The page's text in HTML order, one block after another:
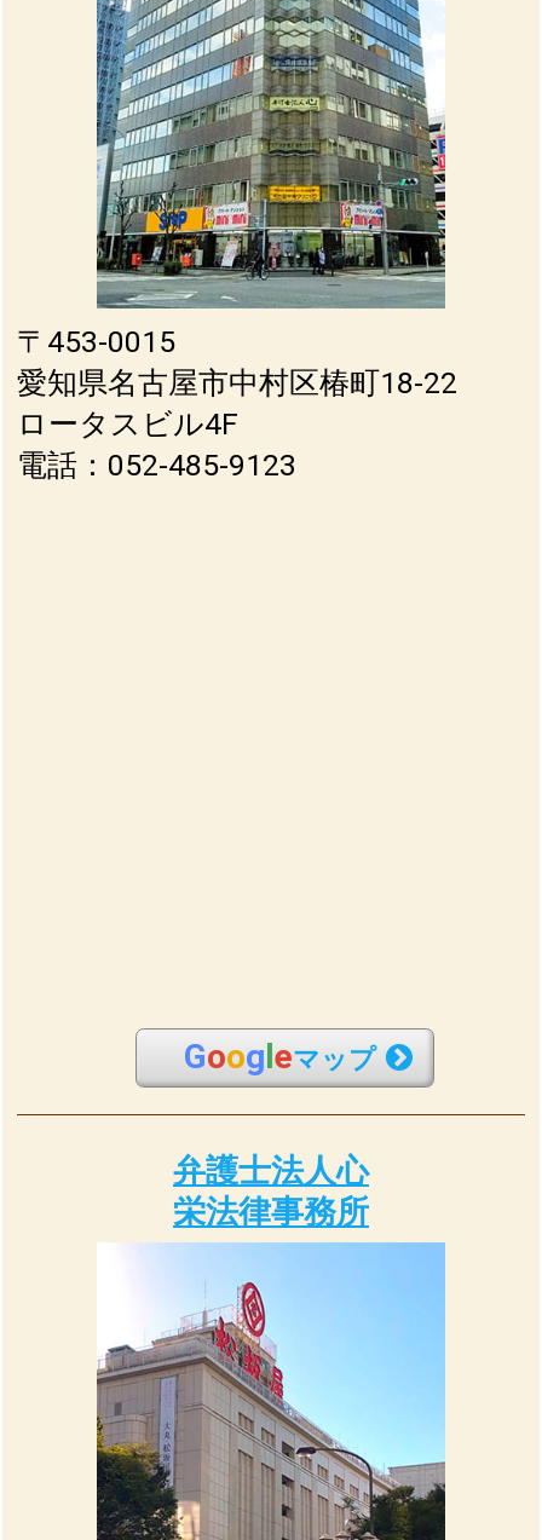
〒453-0015
愛知県名古屋市中村区椿町18-22
ロータスビル4F
電話：052-485-9123
Googleマップ
弁護士法人心
栄法律事務所